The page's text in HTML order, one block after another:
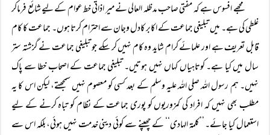
مجھے افسوس ہے کہ مفتی صاحب مدظلہ العالی نے میر اذاتی خط عوام کے لیے شائع فرماکر
غلطی کی ہے۔ میں تبلیغی جماعت کے اکابر کادل وجان سے احترام کرتا ہوں۔ جماعت کا کام
قابل تعریف ہے اور علمائے کرام شاید وہ کام نہیں کر سکے جو تبلیغی جماعت نے گزشتہ ستر
سال میں کیا ہے۔ کوتاہیاں کہاں نہیں ہوتیں۔ تبلیغی جماعت کے اصحاب خطا سے پاک
نہیں۔ ہم رسول اللہ صلی اللہ علیہ وسلم کے بعد کسی کو معصوم نہیں سمجھتے، لیکن اس کا یہ
مطلب بھی نہیں کہ افراد کی کمزوریوں کو پوری جماعت کے نظام کو تباہ کرنے کے لیے
استعمال کیا جائے۔ ’’کلمۃ الہادی‘‘ کے چھپنے سے کوئی دینی خدمت نہیں ہوئی، بلکہ اس سے